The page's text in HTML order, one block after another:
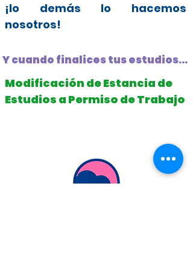
¡lo demás lo hacemos
nosotros!
Y cuando finalices tus estudios...
Modificación de Estancia de
Estudios a Permiso de Trabajo